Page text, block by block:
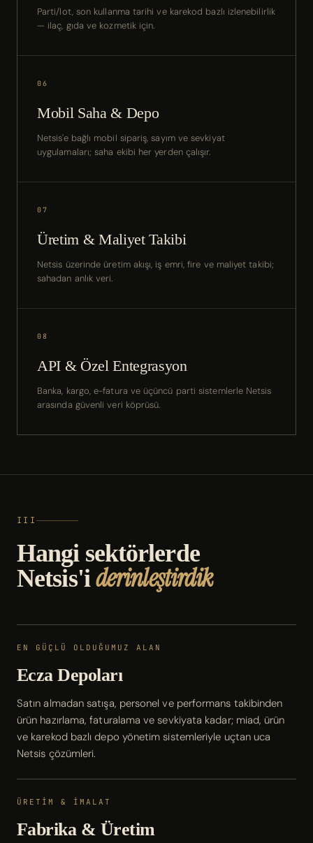
Parti/lot, son kullanma tarihi ve karekod bazlı izlenebilirlik
— ilaç, gıda ve kozmetik için.
06
Mobil Saha & Depo
Netsis'e bağlı mobil sipariş, sayım ve sevkiyat
uygulamaları; saha ekibi her yerden çalışır.
07
Üretim & Maliyet Takibi
Netsis üzerinde üretim akışı, iş emri, fire ve maliyet takibi;
sahadan anlık veri.
08
API & Özel Entegrasyon
Banka, kargo, e-fatura ve üçüncü parti sistemlerle Netsis
arasında güvenli veri köprüsü.
III
Hangi sektörlerde
Netsis'iderinleştirdik
EN GÜÇLÜ OLDUĞUMUZ ALAN
Ecza Depoları
Satın almadan satışa, personel ve performans takibinden
ürün hazırlama, faturalama ve sevkiyata kadar; miad, ürün
ve karekod bazlı depo yönetim sistemleriyle uçtan uca
Netsis çözümleri.
ÜRETİM & İMALAT
Fabrika & Üretim